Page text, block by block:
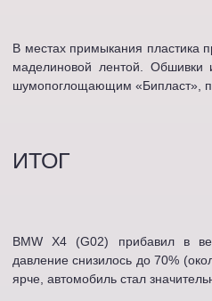
В местах примыкания пластика
маделиновой лентой. Обшивки
шумопоглощающим «Бипласт»,
ИТОГ
BMW X4 (G02) прибавил в
давление снизилось до 70%
ярче, автомобиль стал